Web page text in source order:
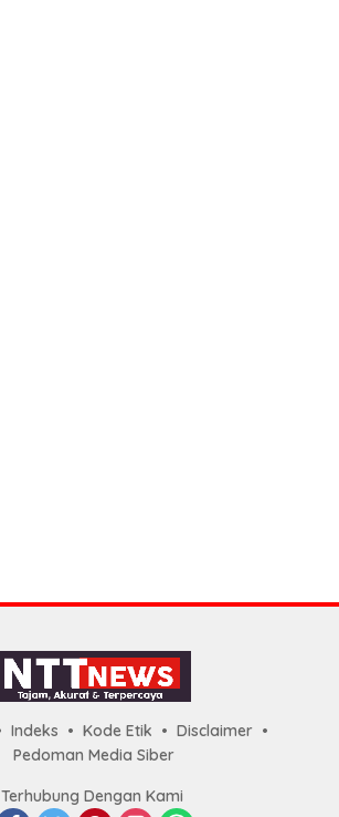
Indeks Kode Etik
Disclaimer
Pedoman Media Siber
Terhubung Dengan Kami